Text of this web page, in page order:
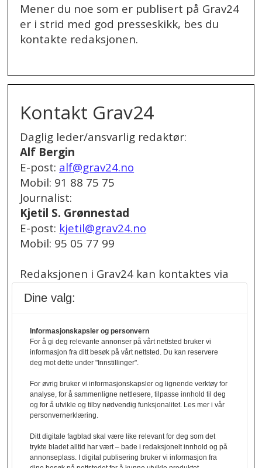
Mener du noe som er publisert på Grav24
er i strid med god presseskikk, bes du
kontakte redaksjonen.
Kontakt Grav24
Daglig leder/ansvarlig redaktør:
Alf Bergin
E-post: alf@grav24.no
Mobil: 91 88 75 75
Journalist:
Kjetil S. Grønnestad
E-post: kjetil@grav24.no
Mobil: 95 05 77 99
Redaksjonen i Grav24 kan kontaktes via
annonser/stillingsannonser, kan du bruke
denne e-post adressen:
annonse@grav24.no
Ved å følge linken under finner du vår
personvernerklæring.
Her finner du informasjon om cookies og
Dine valg:
Informasjonskapsler og personvern
For å gi deg relevante annonser på vårt nettsted bruker vi
informasjon fra ditt besøk på vårt nettsted. Du kan reservere
deg mot dette under "Innstillinger".
For øvrig bruker vi informasjonskapsler og lignende verktøy for
analyse, for å sammenligne nettlesere, tilpasse innhold til deg
og for å utvikle og tilby nødvendig funksjonalitet. Les mer i vår
personvernerklæring.
Ditt digitale fagblad skal være like relevant for deg som det
trykte bladet alltid har vært – bade i redaksjonelt innhold og på
annonseplass. I digital publisering bruker vi informasjon fra